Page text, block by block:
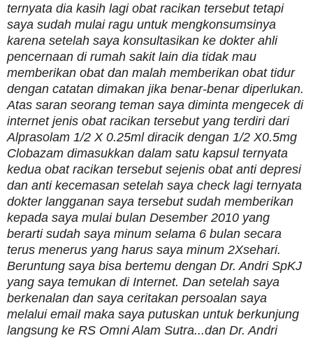
ternyata dia kasih lagi obat racikan tersebut tetapi
saya sudah mulai ragu untuk mengkonsumsinya
karena setelah saya konsultasikan ke dokter ahli
pencernaan di rumah sakit lain dia tidak mau
memberikan obat dan malah memberikan obat tidur
dengan catatan dimakan jika benar-benar diperlukan.
Atas saran seorang teman saya diminta mengecek di
internet jenis obat racikan tersebut yang terdiri dari
Alprasolam 1/2 X 0.25ml diracik dengan 1/2 X0.5mg
Clobazam dimasukkan dalam satu kapsul ternyata
kedua obat racikan tersebut sejenis obat anti depresi
dan anti kecemasan setelah saya check lagi ternyata
dokter langganan saya tersebut sudah memberikan
kepada saya mulai bulan Desember 2010 yang
berarti sudah saya minum selama 6 bulan secara
terus menerus yang harus saya minum 2Xsehari.
Beruntung saya bisa bertemu dengan Dr. Andri SpKJ
yang saya temukan di Internet. Dan setelah saya
berkenalan dan saya ceritakan persoalan saya
melalui email maka saya putuskan untuk berkunjung
langsung ke RS Omni Alam Sutra...dan Dr. Andri